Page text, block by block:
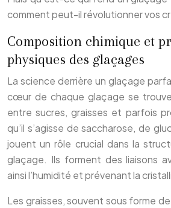
comment peut-il révolutionner vos
Composition chimique et
physiques des glaçages
La science derrière un glaçage
cœur de chaque glaçage se
entre sucres, graisses et parfois
qu’il s’agisse de saccharose, de
jouent un rôle crucial dans la
glaçage. Ils forment des liaisons
ainsi l’humidité et prévenant la
Les graisses, souvent sous forme